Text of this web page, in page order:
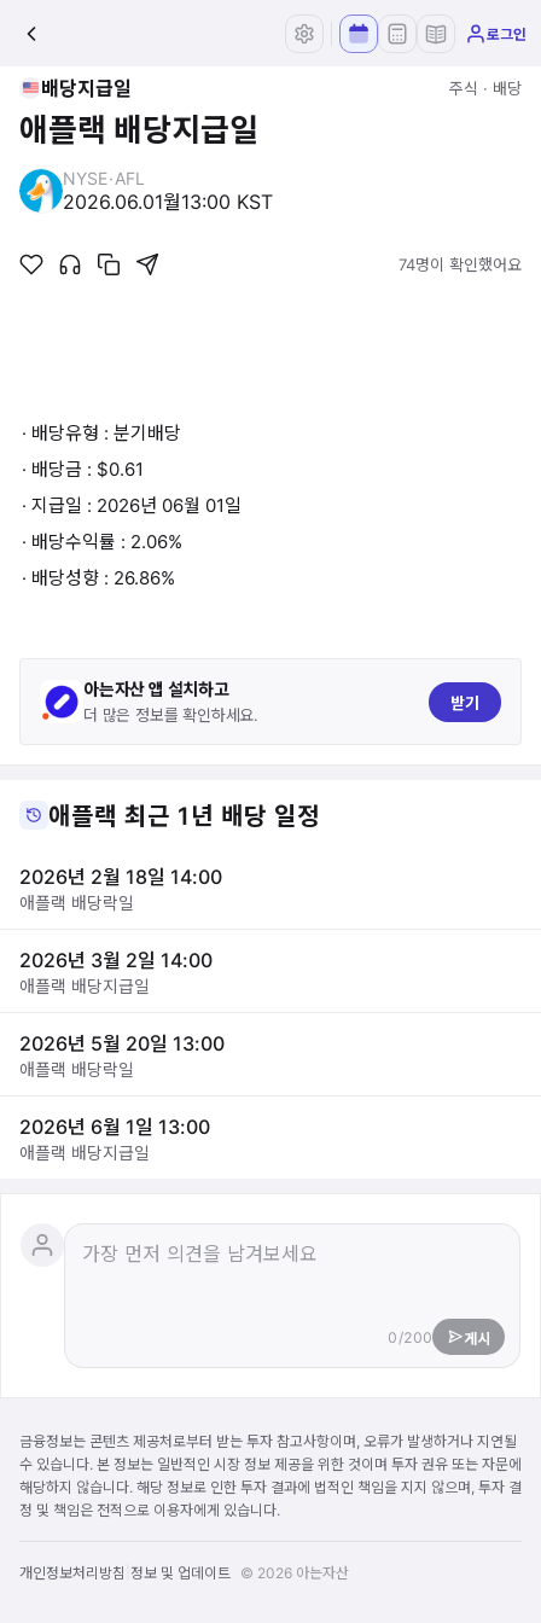
로그인
배당지급일 주식 · 배당
애플랙 배당지급일
NYSE·AFL
2026.06.01월13:00 KST
74명이 확인했어요
· 배당유형 : 분기배당
· 배당금 : $0.61
· 지급일 : 2026년 06월 01일
· 배당수익률 : 2.06%
· 배당성향 : 26.86%
아는자산 앱 설치하고
더 많은 정보를 확인하세요.
받기
애플랙 최근 1년 배당 일정
2026년 2월 18일 14:00
애플랙 배당락일
2026년 3월 2일 14:00
애플랙 배당지급일
2026년 5월 20일 13:00
애플랙 배당락일
2026년 6월 1일 13:00
애플랙 배당지급일
0/200 게시
금융정보는 콘텐츠 제공처로부터 받는 투자 참고사항이며, 오류가 발생하거나 지연될
수 있습니다. 본 정보는 일반적인 시장 정보 제공을 위한 것이며 투자 권유 또는 자문에
해당하지 않습니다. 해당 정보로 인한 투자 결과에 법적인 책임을 지지 않으며, 투자 결
정 및 책임은 전적으로 이용자에게 있습니다.
개인정보처리방침 정보 및 업데이트 © 2026 아는자산